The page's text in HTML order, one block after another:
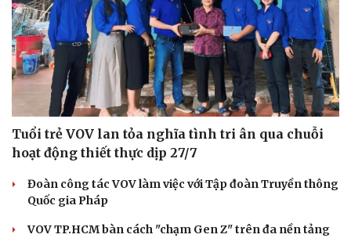
Tuổi trẻ VOV lan tỏa nghĩa tình tri ân qua chuỗi
hoạt động thiết thực dịp 27/7
Đoàn công tác VOV làm việc với Tập đoàn Truyền thông
Quốc gia Pháp
VOV TP.HCM bàn cách "chạm Gen Z" trên đa nền tảng